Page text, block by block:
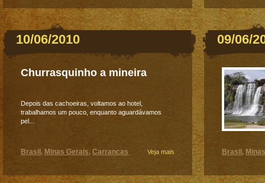
10/06/2010
Churrasquinho a mineira
Depois das cachoeiras, voltamos ao hotel,
trabalhamos um pouco, enquanto aguardávamos
pel...
Veja mais
Brasil , Minas Gerais, Carrancas
09/06/
Brasil ,